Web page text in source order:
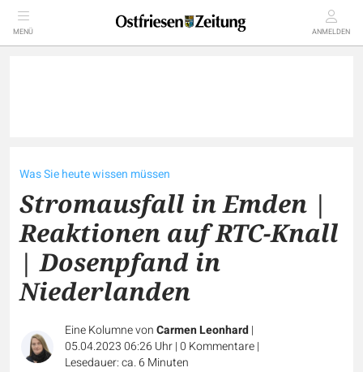
MENÜ ANMELDEN
Was Sie heute wissen müssen
Stromausfall in Emden |
Reaktionen auf RTC-Knall
| Dosenpfand in
Niederlanden
Eine Kolumne vonCarmen Leonhard|
05.04.2023 06:26 Uhr|0 Kommentare|
Lesedauer: ca. 6 Minuten